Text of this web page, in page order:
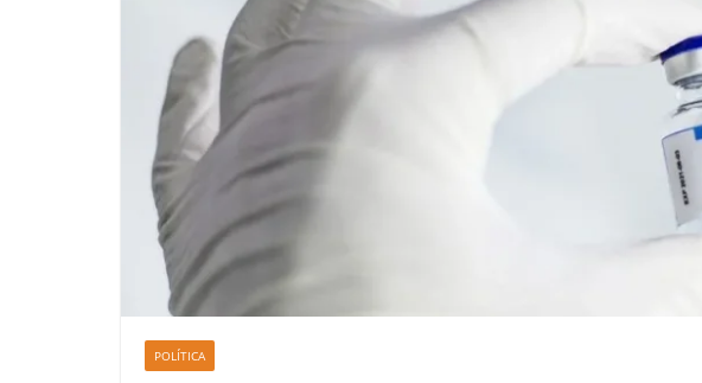
POLÍTICA